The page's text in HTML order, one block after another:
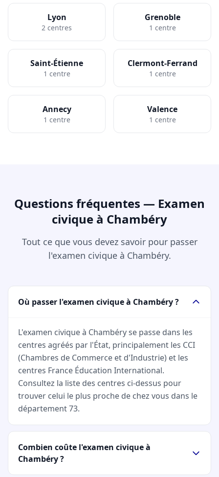
Lyon
2 centres
Grenoble
1 centre
Saint-Étienne
1 centre
Clermont-Ferrand
1 centre
Annecy
1 centre
Valence
1 centre
Questions fréquentes — Examen
civique à Chambéry
Tout ce que vous devez savoir pour passer
l'examen civique à Chambéry.
Où passer l'examen civique à Chambéry ?
L'examen civique à Chambéry se passe dans les
centres agréés par l'État, principalement les CCI
(Chambres de Commerce et d'Industrie) et les
centres France Éducation International.
Consultez la liste des centres ci-dessus pour
trouver celui le plus proche de chez vous dans le
département 73.
Combien coûte l'examen civique à
Chambéry ?